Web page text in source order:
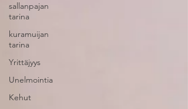
sallanpajan
tarina
kuramuijan
tarina
Yrittäjyys
Unelmointia
Kehut